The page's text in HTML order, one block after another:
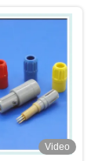
Video